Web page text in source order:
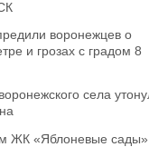
воронежцев о
и грозах с градом 8
села
ЖК «Яблоневые сады»